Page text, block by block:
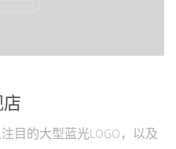
店
目的大型蓝光LOGO，以及